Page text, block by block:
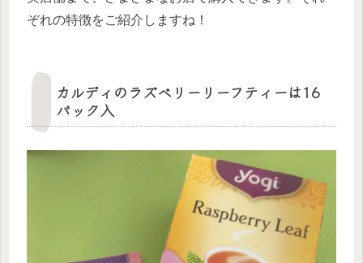
ぞれの特徴をご紹介しますね！
カルディのラズベリーリーフティーは16
パック入